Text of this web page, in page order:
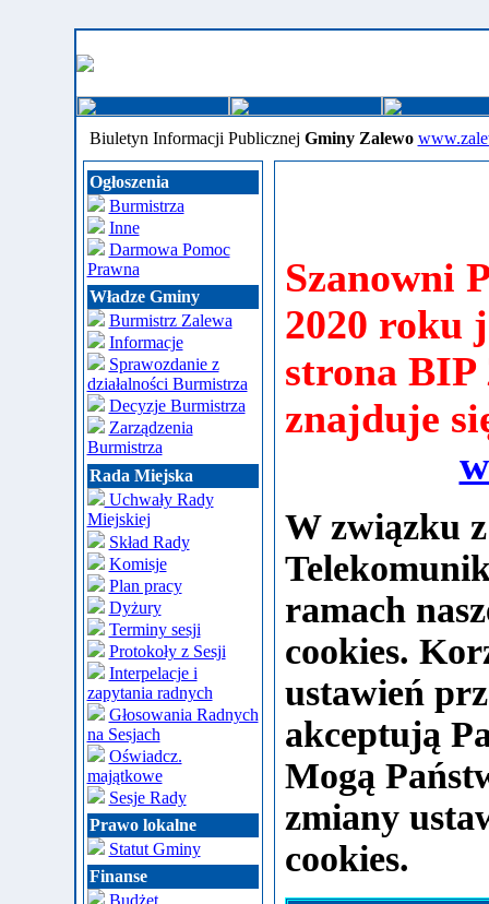
Biuletyn Informacji Publicznej Gminy Zalewo
Ogłoszenia
Burmistrza
Inne
Darmowa Pomoc
Prawna
Władze Gminy
Burmistrz Zalewa
Informacje
Sprawozdanie z
działalności Burmistrza
Decyzje Burmistrza
Zarządzenia
Burmistrza
Rada Miejska
Uchwały Rady
Miejskiej
Skład Rady
Komisje
Plan pracy
Dyżury
Terminy sesji
Protokoły z Sesji
Interpelacje i
zapytania radnych
Głosowania Radnych
na Sesjach
Oświadcz.
majątkowe
Sesje Rady
Prawo lokalne
Statut Gminy
Finanse
Budżet
Szanowni
2020 roku
strona BIP
znajduje
W związku
ramach
cookies.
ustawień
akceptują
Mogą
zmiany
cookies.